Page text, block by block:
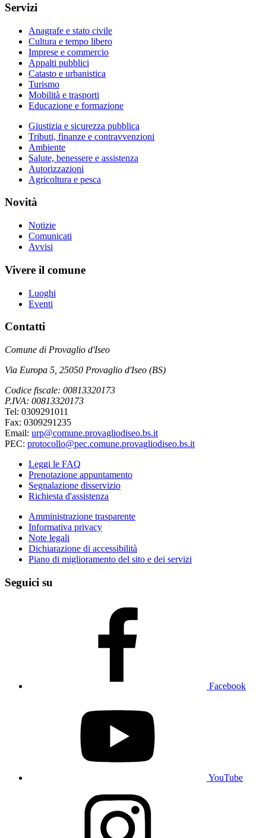
Servizi
Anagrafe e stato civile
Cultura e tempo libero
Imprese e commercio
Appalti pubblici
Catasto e urbanistica
Turismo
Mobilità e trasporti
Educazione e formazione
Giustizia e sicurezza pubblica
Tributi, finanze e contravvenzioni
Ambiente
Salute, benessere e assistenza
Autorizzazioni
Agricoltura e pesca
Novità
Notizie
Comunicati
Avvisi
Vivere il comune
Luoghi
Eventi
Contatti
Comune di Provaglio d'Iseo
Via Europa 5, 25050 Provaglio d'Iseo (BS)
Codice fiscale: 00813320173
P.IVA: 00813320173
Tel: 0309291011
Fax: 0309291235
Email: urp@comune.provagliodiseo.bs.it
PEC: protocollo@pec.comune.provagliodiseo.bs.it
Leggi le FAQ
Prenotazione appuntamento
Segnalazione disservizio
Richiesta d'assistenza
Amministrazione trasparente
Informativa privacy
Note legali
Dichiarazione di accessibilità
Piano di miglioramento del sito e dei servizi
Seguici su
Facebook
YouTube